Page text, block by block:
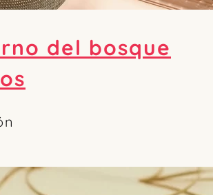
del bosque